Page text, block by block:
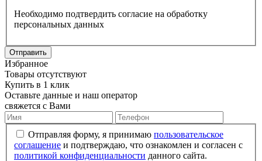
Необходимо подтвердить согласие на обработку
персональных данных
Отправить
Избранное
Товары отсутствуют
Купить в 1 клик
Оставьте данные и наш оператор
свяжется с Вами
Отправляя форму, я принимаю пользовательское
соглашение и подтверждаю, что ознакомлен и согласен с
политикой конфиденциальности данного сайта.